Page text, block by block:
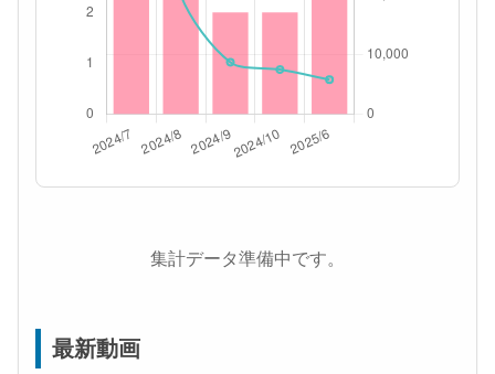
集計データ準備中です。
最新動画